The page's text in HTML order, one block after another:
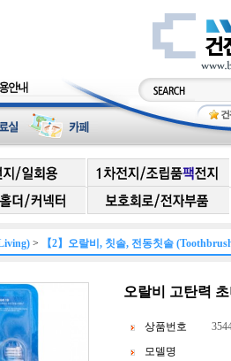
> 【2】오랄비, 칫솔, 전동칫솔
오랄비 고탄력
상품번호
모델명